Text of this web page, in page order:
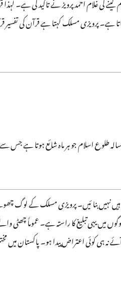
ہے۔ پرویزی مسلک کہتا ہے قرآن کی
طلوع اسلام جو ہر ماہ شائع ہوتا ہے جس
بنا ئیں۔ پرویزی مسلک کے لوگ
میں یہی تبلیغ کا راستہ ہے۔
نہ ہی کوئی اعتراض پیدا ہو۔ پاکستان